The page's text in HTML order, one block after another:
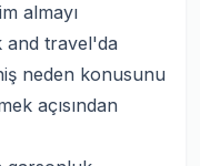
almayı
and travel'da
neden konusunu
açısından